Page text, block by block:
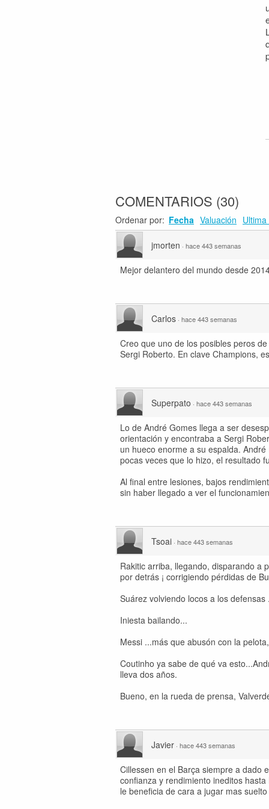
COMENTARIOS (30)
Ordenar por: Fecha Valuación
jmorten · hace 443 semanas
Mejor delantero del mundo desde
Carlos · hace 443 semanas
Creo que uno de los posibles peros
Sergi Roberto. En clave Champions,
Superpato · hace 443 semanas
Lo de André Gomes llega a ser
orientación y encontraba a Sergi
un hueco enorme a su espalda.
pocas veces que lo hizo, el resultado
Al final entre lesiones, bajos
sin haber llegado a ver el
Tsoai · hace 443 semanas
Rakitic arriba, llegando, disparando a
por detrás ¡ corrigiendo pérdidas de
Suárez volviendo locos a los defensas
Iniesta bailando...
Messi ...más que abusón con la
Coutinho ya sabe de qué va
lleva dos años.
Bueno, en la rueda de prensa,
Javier · hace 443 semanas
Cillessen en el Barça siempre a dado
confianza y rendimiento ineditos
le beneficia de cara a jugar mas